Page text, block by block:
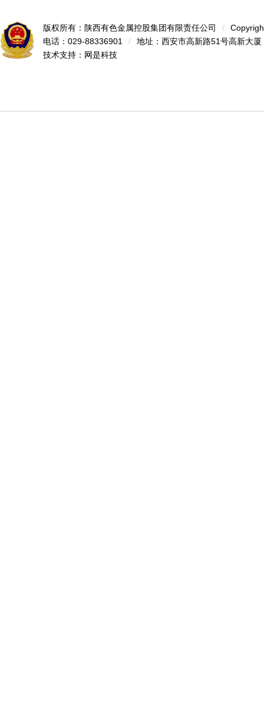
版权所有：陕西有色金属控股集团有限责任公司 /
电话：029-88336901
/
地址：西安市高新路51号高新大厦
技术支持： 网是科技